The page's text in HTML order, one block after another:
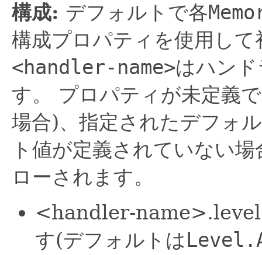
構成: デフォルトで各
構成プロパティを使用し
<handler-name>はハン
す。
プロパティが未定義
場合)、指定されたデフォ
ト値が定義されていない
ローされます。
<handler-
す(デフォルトは